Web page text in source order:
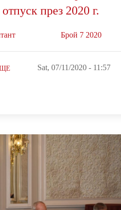
през 2020 г.
Брой 7 2020
Sat, 07/11/2020 - 11:57